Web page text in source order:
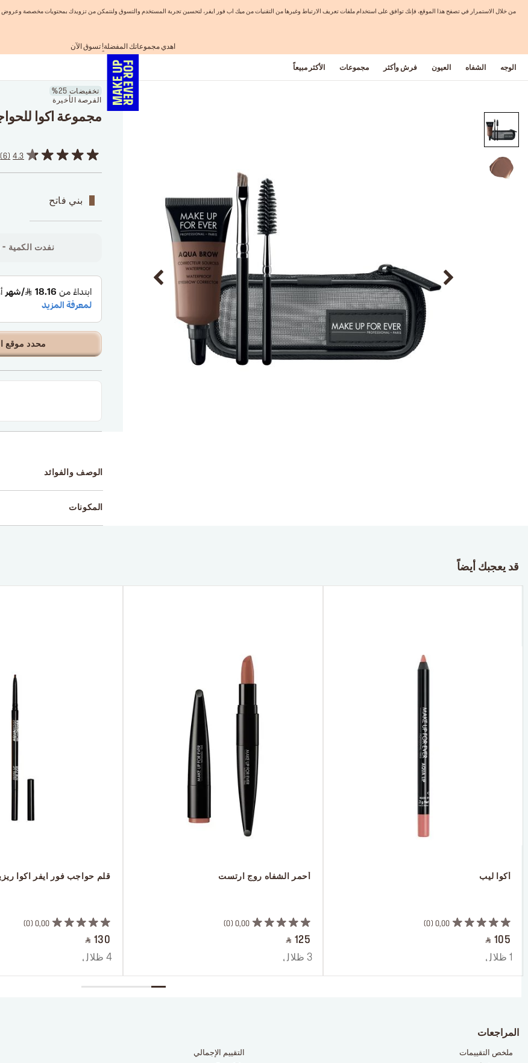
من خلال الاستمرار في تصفح هذا الموقع، فإنك توافق على استخدام ملفات تعريف الارتباط وغيرها من التقنيات من ميك اب فور ايفر، لتحسين تجربة المستخدم والتسوق ولنتمكن من تزويدك بمحتويات مخصصة وعروض
شحن مجاني لجميع الطلبات
تسوق الآن و ادفع لاحقاً مع تابي
اهدي مجموعاتك المفضلة! تسوق الآن
الفرصة الأخيرة: خصم 25% على خطوط مختارة
الوجه الشفاه العيون فرش وأكثر مجموعات الأكثر مبيعاً
تخفيضات 25%
الفرصة الأخيرة
مجموعة اكوا
4.3
6
بني فاتح
نفدت الكمية -
محدد موقع
الوصف والفوائد
المكونات
قد يعجبك أيضاً
قلم حواجب فور ايفر اكوا
0,00
0
‎ ⃁ 130 ‎
4 ظلال
أحمر الشفاه روج ارتست
0,00
0
‎ ⃁ 125 ‎
3 ظلال
أكوا ليب
0,00
0
‎ ⃁ 105 ‎
1 ظلال
المراجعات
ملخص التقييمات
التقييم الإجمالي